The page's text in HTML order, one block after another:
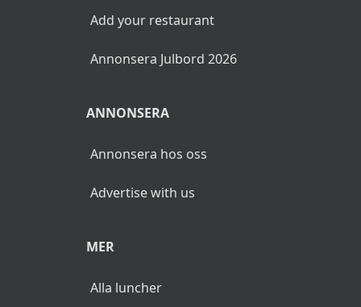
Add your restaurant
Annonsera Julbord 2026
ANNONSERA
Annonsera hos oss
Advertise with us
MER
Alla luncher